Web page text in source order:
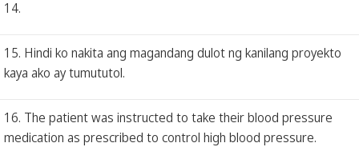
14.
15. Hindi ko nakita ang magandang dulot ng kanilang proyekto
kaya ako ay tumututol.
16. The patient was instructed to take their blood pressure
medication as prescribed to control high blood pressure.